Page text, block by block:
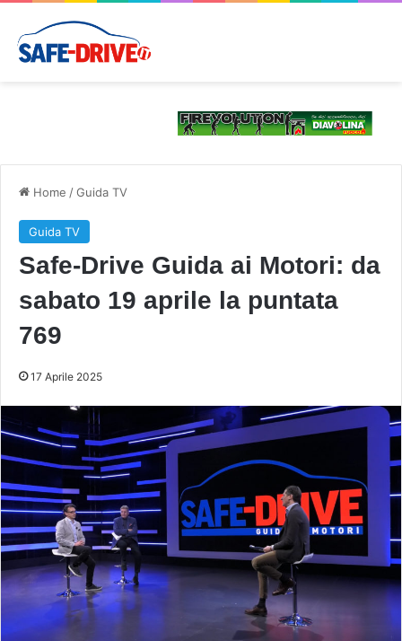
Home /Guida TV
Guida TV
Safe-Drive Guida ai Motori: da
sabato 19 aprile la puntata
769
17 Aprile 2025